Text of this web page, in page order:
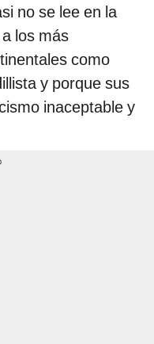
no se lee en la
los más
como
y porque sus
inaceptable y